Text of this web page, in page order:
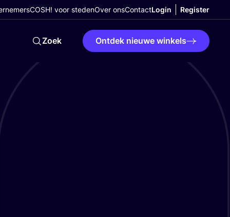
COSH! voor stedenOver onsContactLogin Register
Zoek Ontdek nieuwe winkels